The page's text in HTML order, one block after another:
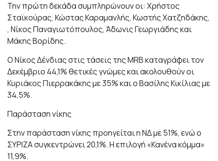
Την πρώτη δεκάδα συμπληρώνουν οι: Χρήστος
Σταϊκούρας, Κώστας Καραμανλής, Κωστής Χατζηδάκης,
, Νίκος Παναγιωτόπουλος, Άδωνις Γεωργιάδης και
Μάκης Βορίδης.
Ο Νίκος Δένδιας στις τάσεις της MRB καταγράφει τον
Δεκέμβριο 44,1% θετικές γνώμες και ακολουθούν οι
Κυριάκος Πιερρακάκης με 35% και ο Βασίλης Κικίλιας με
34,5%.
Παράσταση νίκης
Στην παράσταση νίκης προηγείται η ΝΔ με 51%, ενώ ο
ΣΥΡΙΖΑ συγκεντρώνει 20,1%. Η επιλογή «Κανένα κόμμα»
11,9%.